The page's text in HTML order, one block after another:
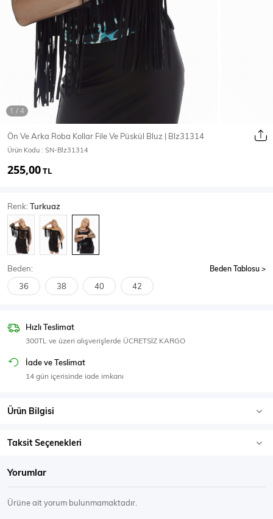
Ceket Yağmurluk
T-SHİRT & BLUZ
T-Shirt
Body
SPOR GİYİM
Eşofman Üstü
Ön Ve Arka Roba Kollar File Ve Püskül Bluz | Blz31314
Ürün Kodu : SN-Blz31314
255,00TL
Renk:Turkuaz
Beden: Beden Tablosu
36 38 40 42
Hızlı Teslimat
300TL ve üzeri alışverişlerde ÜCRETSİZ KARGO
İade ve Teslimat
14 gün içerisinde iade imkanı
Ürün Bilgisi
Taksit Seçenekleri
Yorumlar
Ürüne ait yorum bulunmamaktadır.